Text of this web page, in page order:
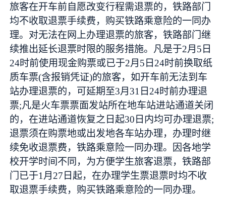
旅客在开车前自愿改变行程需退票的，铁路部门
均不收取退票手续费，购买铁路乘意险的一同办
理。对无法在网上办理退票的旅客，铁路部门继
续推出延长退票时限的服务措施。凡是于2月5日
24时前使用现金购票或已于2月5日24时前换取纸
质车票(含报销凭证)的旅客，如开车前无法到车
站办理退票的，可延期至3月31日24时前办理退
票;凡是火车票票面发站所在地车站进站通道关闭
的，在进站通道恢复之日起30日内均可办理退票;
退票须在购票地或出发地各车站办理，办理时继
续免收退票费，铁路乘意险一同办理。因各地学
校开学时间不同，为方便学生旅客退票，铁路部
门已于1月27日起，在办理学生票退票时均不收
取退票手续费，购买铁路乘意险的一同办理。